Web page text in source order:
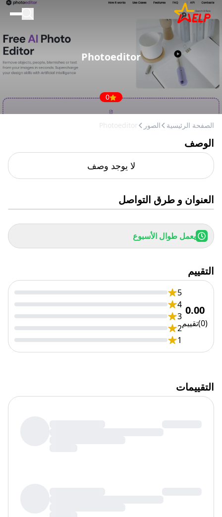
الصفحة الرئيسية
للأعمال التجارية
المدونة
إضافة مكان
Photoeditor
0
الصفحة الرئيسية الصور Photoeditor
التقييمات
الوصف
لا يوجد وصف
العنوان و طرق التواصل
يعمل طوال الأسبوع
التقييم
0.00
(
0
)تقييم
5
4
3
2
1